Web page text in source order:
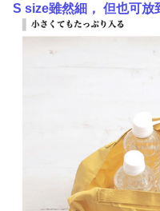
S size雖然細， 但也可放